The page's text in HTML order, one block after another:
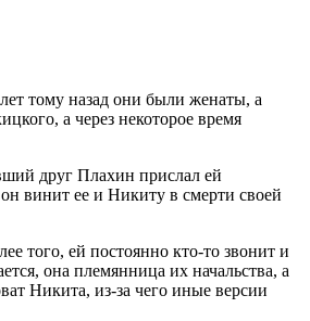
тому назад они были женаты, а
а через некоторое время
друг Плахин прислал ей
винит ее и Никиту в смерти своей
того, ей постоянно кто-то звонит и
она племянница их начальства, а
Никита, из-за чего иные версии